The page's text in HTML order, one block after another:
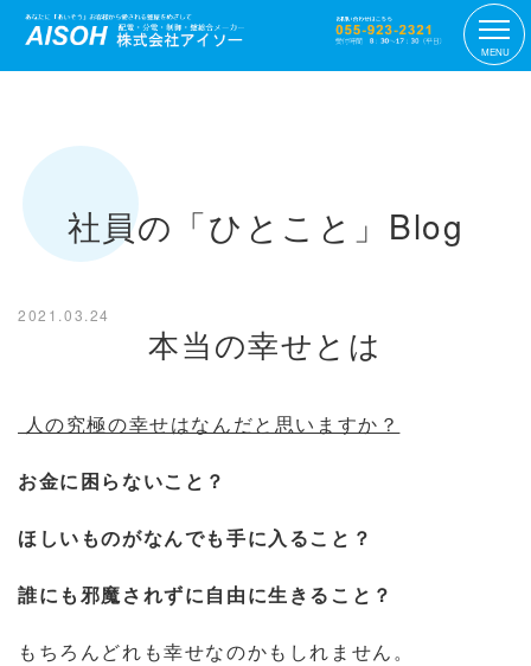
MENU
社員の「ひとこと」Blog
2021.03.24
本当の幸せとは
人の究極の幸せはなんだと思いますか？
お金に困らないこと？
ほしいものがなんでも手に入ること？
誰にも邪魔されずに自由に生きること？
もちろんどれも幸せなのかもしれません。